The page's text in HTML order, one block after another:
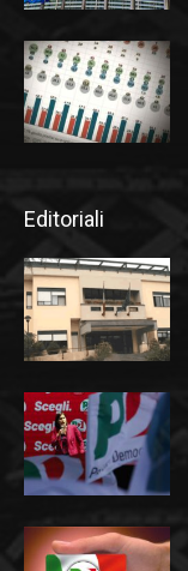
Editoriali